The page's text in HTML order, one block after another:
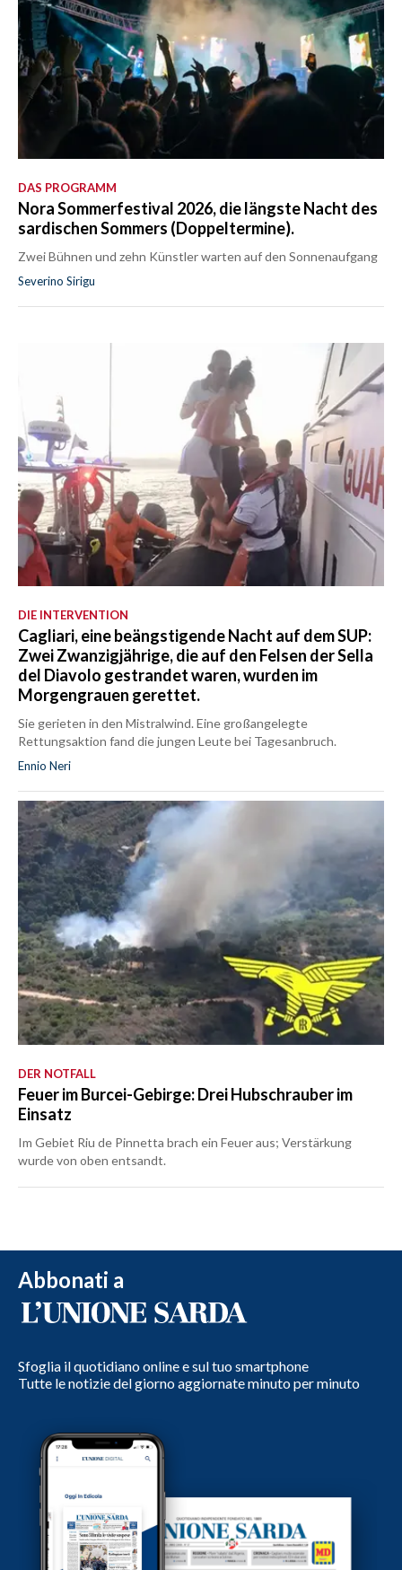
DAS PROGRAMM
Nora Sommerfestival 2026, die längste Nacht des
sardischen Sommers (Doppeltermine).
Zwei Bühnen und zehn Künstler warten auf den Sonnenaufgang
Severino Sirigu
DIE INTERVENTION
Cagliari, eine beängstigende Nacht auf dem SUP:
Zwei Zwanzigjährige, die auf den Felsen der Sella
del Diavolo gestrandet waren, wurden im
Morgengrauen gerettet.
Sie gerieten in den Mistralwind. Eine großangelegte
Rettungsaktion fand die jungen Leute bei Tagesanbruch.
Ennio Neri
DER NOTFALL
Feuer im Burcei-Gebirge: Drei Hubschrauber im
Einsatz
Im Gebiet Riu de Pinnetta brach ein Feuer aus; Verstärkung
wurde von oben entsandt.
Abbonati a
Sfoglia il quotidiano online e sul tuo smartphone
Tutte le notizie del giorno aggiornate minuto per minuto